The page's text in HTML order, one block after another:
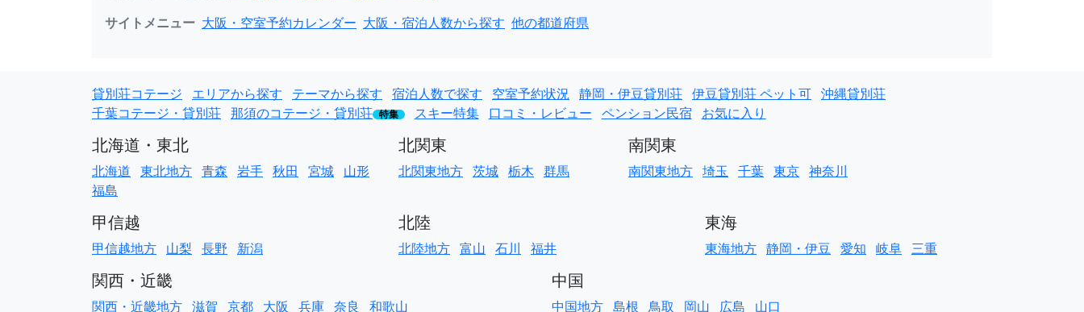
サイトメニュー 大阪・空室予約カレンダー 大阪・宿泊人数から探す 他の都道府県
貸別荘コテージ エリアから探す テーマから探す 宿泊人数で探す 空室予約状況 静岡・伊豆貸別荘 伊豆貸別荘 ペット可 沖縄貸別荘
千葉コテージ・貸別荘 那須のコテージ・貸別荘 特集 スキー特集 口コミ・レビュー ペンション民宿 お気に入り
北海道・東北
北海道 東北地方 青森 岩手 秋田 宮城 山形
福島
北関東
北関東地方 茨城 栃木 群馬
南関東
南関東地方 埼玉 千葉 東京 神奈川
甲信越
甲信越地方 山梨 長野 新潟
北陸
北陸地方 富山 石川 福井
東海
東海地方 静岡・伊豆 愛知 岐阜 三重
関西・近畿
関西・近畿地方 滋賀 京都 大阪 兵庫 奈良 和歌山
中国
中国地方 島根 鳥取 岡山 広島 山口